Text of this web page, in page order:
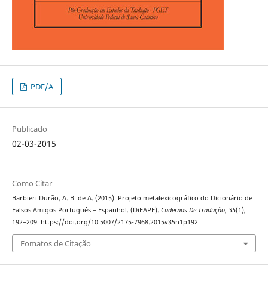
PDF/A
Publicado
02-03-2015
Como Citar
Barbieri Durão, A. B. de A. (2015). Projeto metalexicográfico do Dicionário de
Falsos Amigos Português – Espanhol. (DiFAPE). Cadernos De Tradução, 35(1),
192–209. https://doi.org/10.5007/2175-7968.2015v35n1p192
Fomatos de Citação